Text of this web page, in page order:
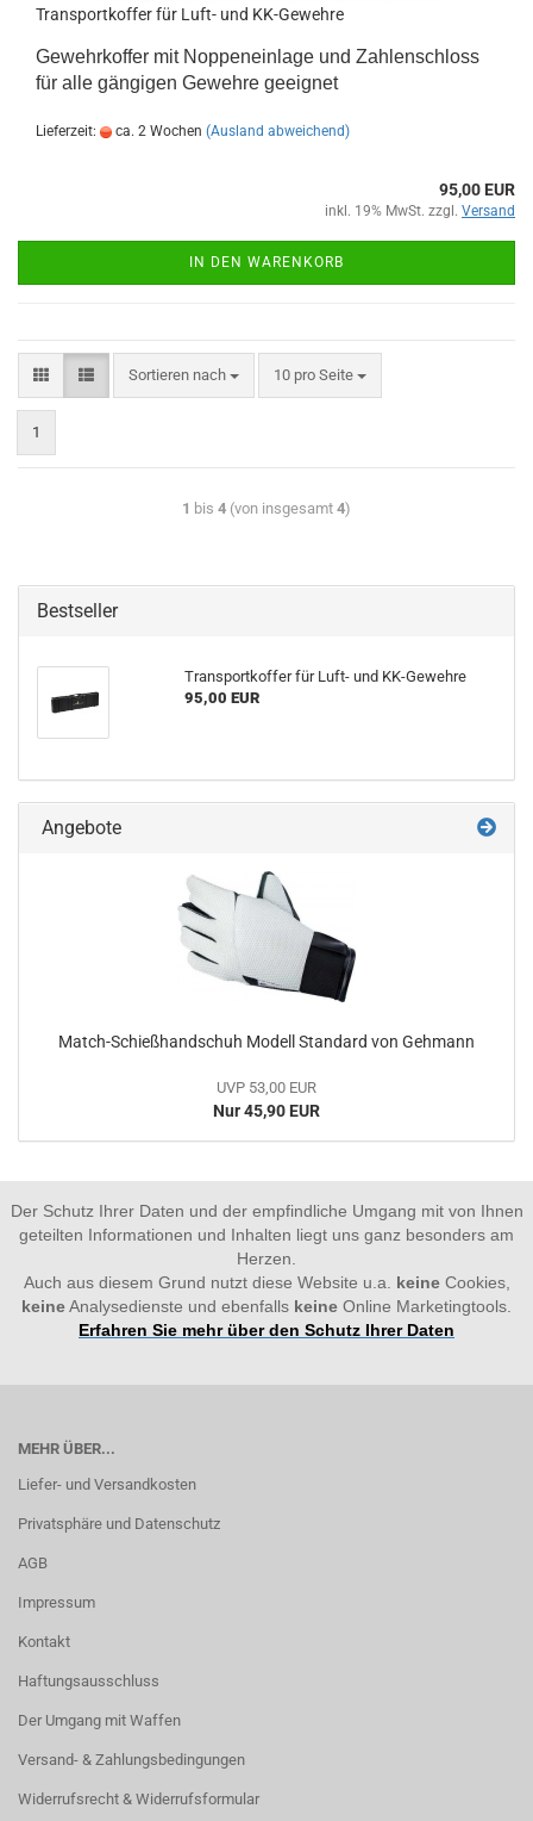
Transportkoffer für Luft- und KK-Gewehre
Gewehrkoffer mit Noppeneinlage und Zahlenschloss
für alle gängigen Gewehre geeignet
Lieferzeit: ca. 2 Wochen (Ausland abweichend)
95,00 EUR
inkl. 19% MwSt. zzgl. Versand
IN DEN WARENKORB
Sortieren nach 10 pro Seite
1
1 bis 4 (von insgesamt 4)
Bestseller
Transportkoffer für Luft- und KK-Gewehre
95,00 EUR
Angebote
Match-Schießhandschuh Modell Standard von Gehmann
UVP 53,00 EUR
Nur 45,90 EUR
Der Schutz Ihrer Daten und der empfindliche Umgang mit von Ihnen
geteilten Informationen und Inhalten liegt uns ganz besonders am
Herzen.
Auch aus diesem Grund nutzt diese Website u.a. keineCookies,
keineAnalysedienste und ebenfalls keine Online Marketingtools.
Erfahren Sie mehr über den Schutz Ihrer Daten
MEHR ÜBER...
Liefer- und Versandkosten
Privatsphäre und Datenschutz
AGB
Impressum
Kontakt
Haftungsausschluss
Der Umgang mit Waffen
Versand- & Zahlungsbedingungen
Widerrufsrecht & Widerrufsformular